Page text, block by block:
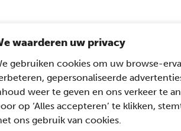
waarderen uw privacy
gebruiken cookies om uw browse-
gepersonaliseerde
weer te geven en ons verkeer te
op ‘Alles accepteren’ te klikken,
ons gebruik van cookies.